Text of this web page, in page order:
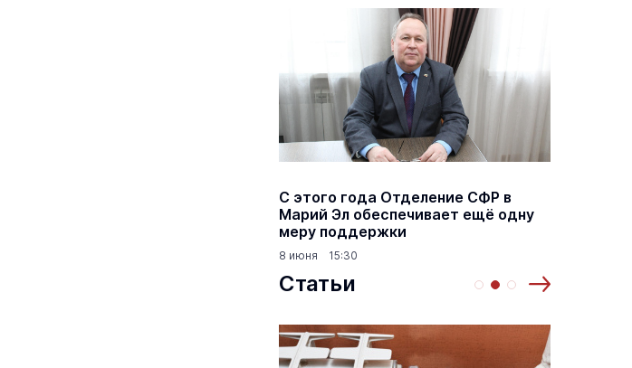
С этого года Отделение СФР в
Марий Эл обеспечивает ещё одну
меру поддержки
8 июня 15:30
Статьи